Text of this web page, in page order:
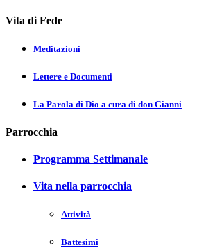
Vita di Fede
Meditazioni
Lettere e Documenti
La Parola di Dio a cura di don Gianni
Parrocchia
Programma Settimanale
Vita nella parrocchia
Attività
Battesimi